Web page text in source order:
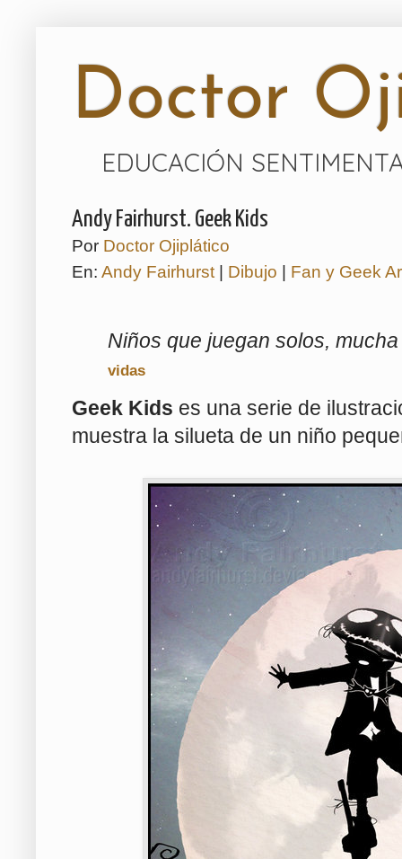
Doctor
EDUCACIÓN
Andy Fairhurst. Geek Kids
Por Doctor Ojiplático
En: Andy Fairhurst Dibujo Fan y Geek
Niños que juegan solos,
vidas
Geek Kids es una serie de
muestra la silueta de un niño